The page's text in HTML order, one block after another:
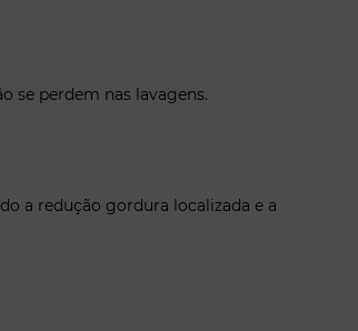
se perdem nas lavagens.
a redução gordura localizada e a